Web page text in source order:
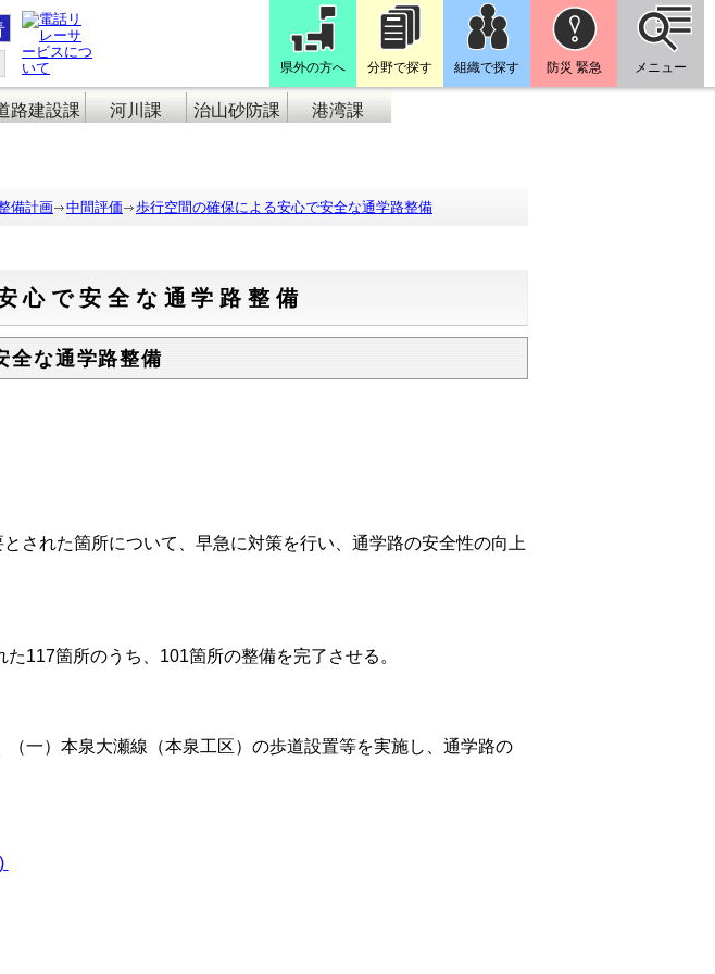
県外の方へ 分野で探す 組織で探す 防災 緊急 メニュー
路建設課 河川課 治山砂防課 港湾課
備計画 中間評価 歩行空間の確保による安心で安全な通学路整備
心で安全な通学路整備
全な通学路整備
された箇所について、早急に対策を行い、通学路の安全性の向上
117箇所のうち、101箇所の整備を完了させる。
（一）本泉大瀬線（本泉工区）の歩道設置等を実施し、通学路の